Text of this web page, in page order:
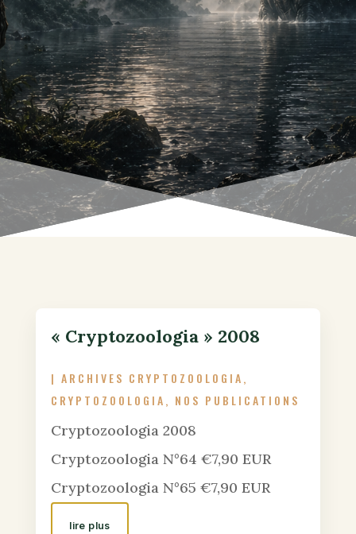
« Cryptozoologia » 2008
| ARCHIVES CRYPTOZOOLOGIA,
CRYPTOZOOLOGIA, NOS PUBLICATIONS
Cryptozoologia 2008
Cryptozoologia N°64 €7,90 EUR
Cryptozoologia N°65 €7,90 EUR
lire plus